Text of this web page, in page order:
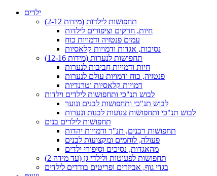
ילדים
תחפושות לילדות (מידות 2-12)
חיות, חרקים וציפורים לילדות
עמים פנטזיה ודמויות כוח
נסיכות, אגדות ודמויות קלאסיות
תחפושות לנערות (מידות 12-16)
חיות ודמויות חביבות לנערות
פנטזיה, כוח ודמויות עולם לנערות
דמויות קלאסיות וטרנדיות
לבוש תנ"כי ותחפושות לילדים וילדות
לבוש תנ"כי ותחפושות לבנים ונוער
לבוש תנ"כי ותחפושות צנועות לבנות ונערות
תחפושות לילדים בנים
תחפושות רבנים, תנ"ך ודמויות יהדות
פעולה, לוחמים ומקצועות לבנים
מהאגדות, נסיכים וסיפורי ילדים
תחפושות לפעוטות ולילדי גן (עד מידה 2)
בגדי גוף, אביזרים ופריטים בודדים לילדים